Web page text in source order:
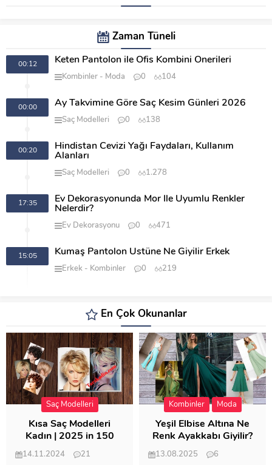
Zaman Tüneli
00:12 Keten Pantolon ile Ofis Kombini Önerileri
Kombinler Moda 0 104
00:00 Ay Takvimine Göre Saç Kesim Günleri 2026
Saç Modelleri 0 138
00:20
Hindistan Cevizi Yağı Faydaları, Kullanım
Alanları
Saç Modelleri 0 1.278
17:35
Ev Dekorasyonunda Mor İle Uyumlu Renkler
Nelerdir?
Ev Dekorasyonu 0 471
15:05 Kumaş Pantolon Üstüne Ne Giyilir Erkek
Erkek Kombinler 0 219
En Çok Okunanlar
Saç Modelleri
Kısa Saç Modelleri
Kadın | 2025 in 150
Modeli
14.11.2024
21
Kombinler Moda
Yeşil Elbise Altına Ne
Renk Ayakkabı Giyilir?
13.08.2025
6